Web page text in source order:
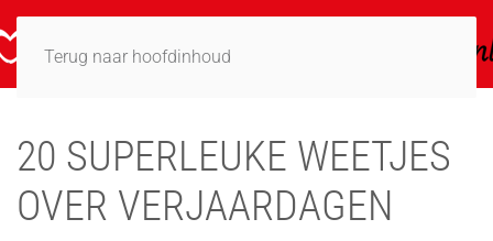
Terug naar hoofdinhoud
20 SUPERLEUKE WEETJES
OVER VERJAARDAGEN